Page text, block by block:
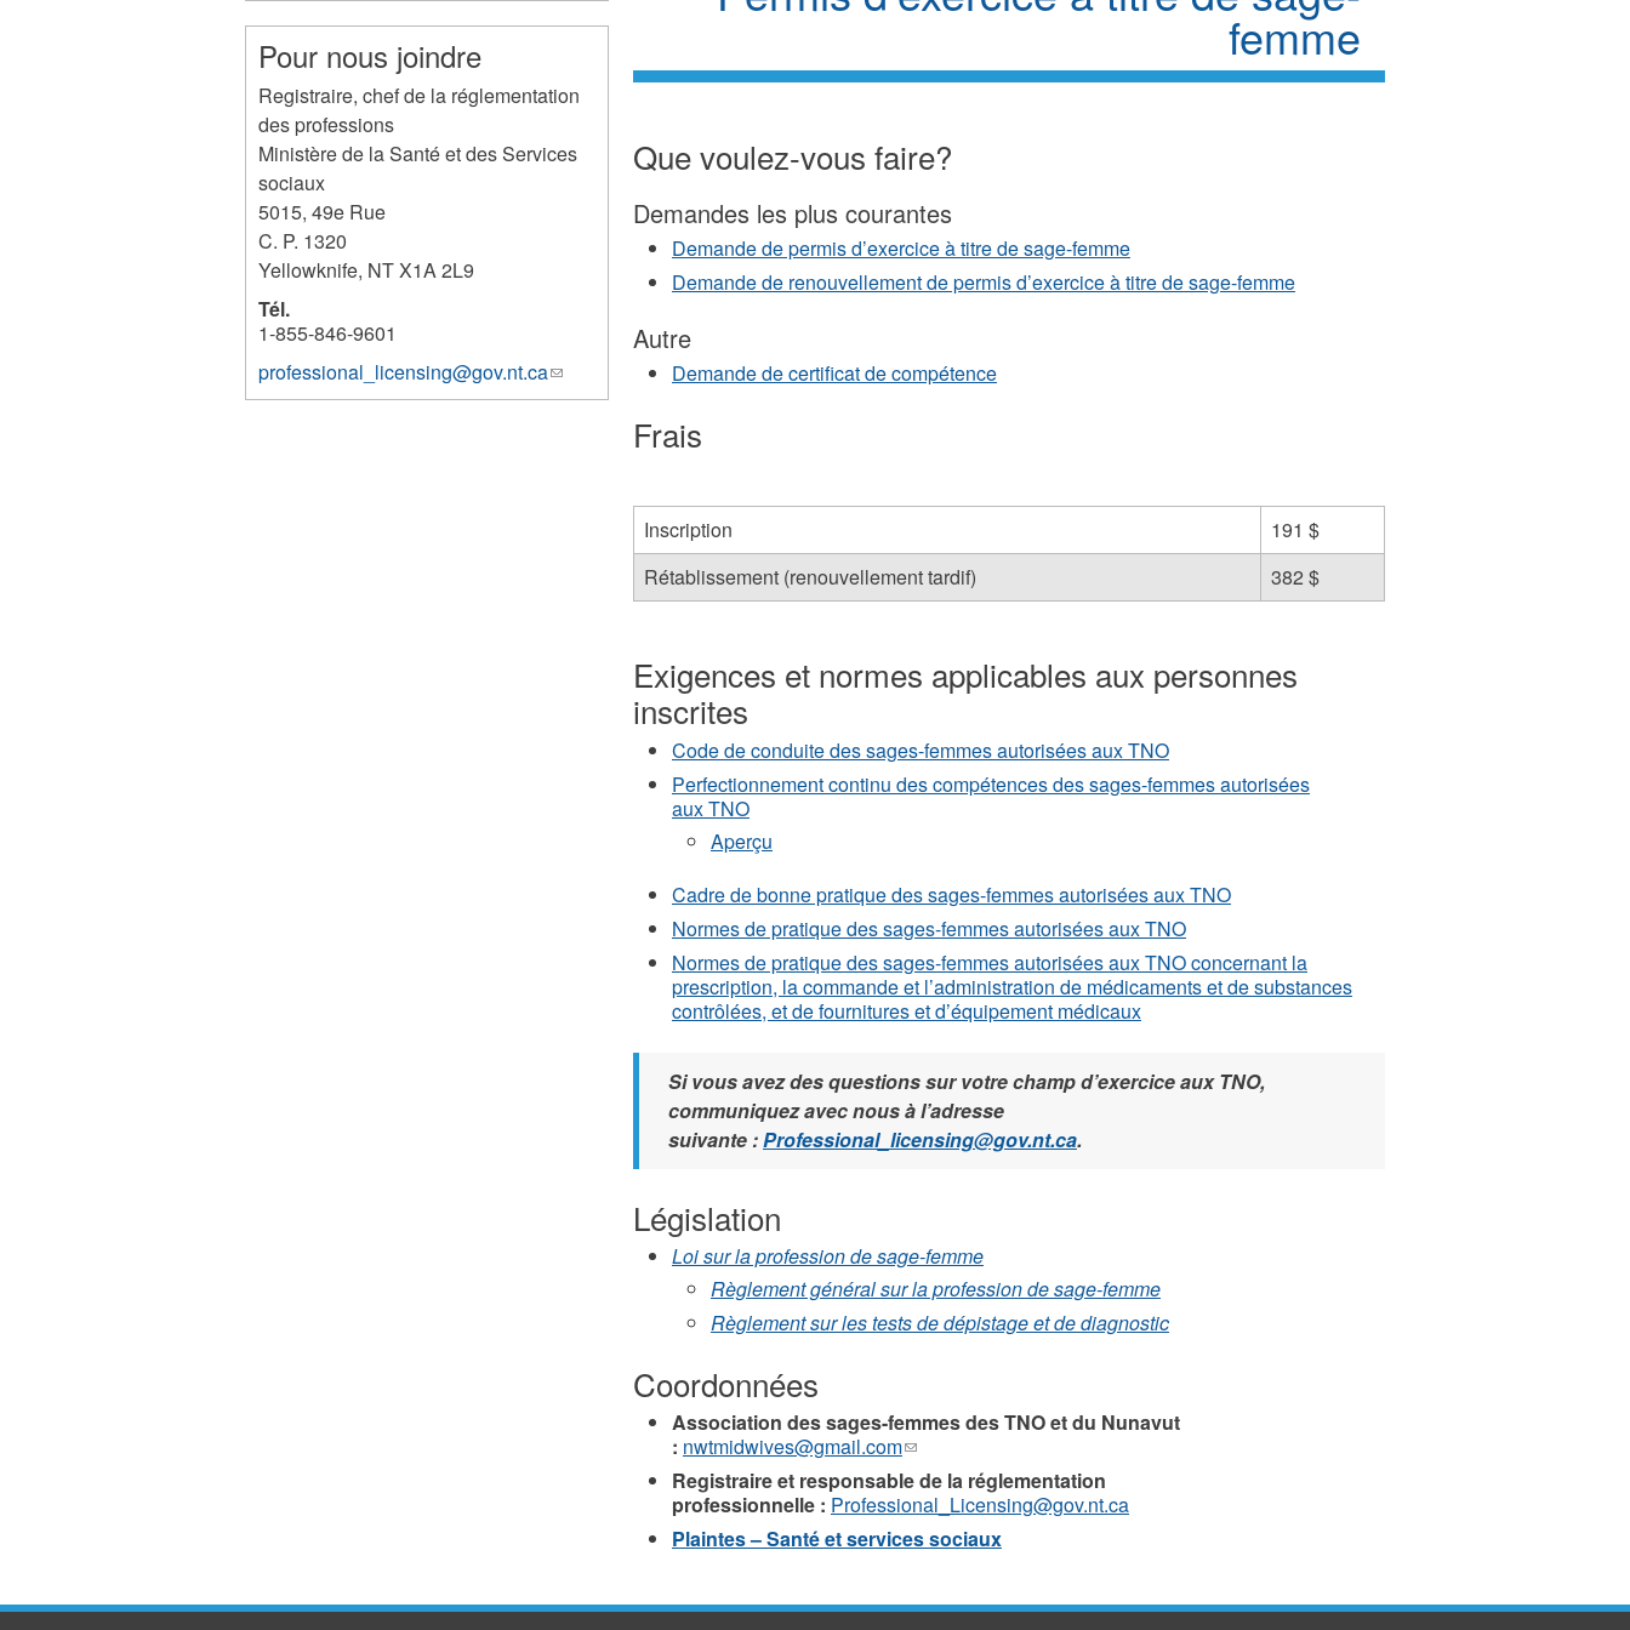
femme
Que voulez-vous faire?
Demandes les plus courantes
Demande de permis d’exercice à titre de sage-femme
Demande de renouvellement de permis d’exercice à titre de sage-femme
Autre
Demande de certificat de compétence
Frais
Inscription
191 $
Rétablissement (renouvellement tardif)
382 $
Exigences et normes applicables aux personnes
inscrites
Code de conduite des sages-femmes autorisées aux TNO
Perfectionnement continu des compétences des sages-femmes autorisées
aux TNO
Aperçu
Cadre de bonne pratique des sages-femmes autorisées aux TNO
Normes de pratique des sages-femmes autorisées aux TNO
Normes de pratique des sages-femmes autorisées aux TNO concernant la
prescription, la commande et l’administration de médicaments et de substances
contrôlées, et de fournitures et d’équipement médicaux
Si vous avez des questions sur votre champ d’exercice aux TNO,
communiquez avec nous à l’adresse
suivante :Professional_licensing@gov.nt.ca.
Législation
Loi sur la profession de sage-femme
Règlement général sur la profession de sage-femme
Règlement sur les tests de dépistage et de diagnostic
Coordonnées
Association des sages-femmes des TNO et du Nunavut
: nwtmidwives@gmail.com(le
lien
envoie
un
courriel)
Registraire et responsable de la réglementation
professionnelle : Professional_Licensing@gov.nt.ca
Plaintes – Santé et services sociaux
Pour nous joindre
Registraire, chef de la réglementation
des professions
Ministère de la Santé et des Services
sociaux
5015, 49e Rue
C. P. 1320
Yellowknife, NTX1A 2L9
Tél.
1-855-846-9601
professional_licensing@gov.nt.ca(le
lien